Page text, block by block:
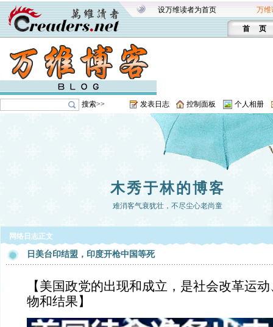
设万维读者为首页 万维
首 页
搜索>> 发表日志 控制面板 个人相册
木秀于林的博客
难消客气衰犹壮，不尽尘心老尚童
网络日志正文
日美台印结盟，印度开枪中国等死
【美国政党的出现和成立，是社会改革运
物和结果】